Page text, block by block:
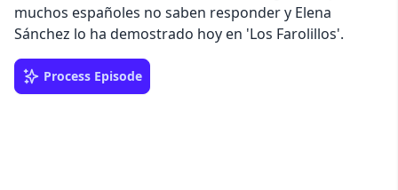
muchos españoles no saben responder y Elena
Sánchez lo ha demostrado hoy en 'Los Farolillos'.
Process Episode